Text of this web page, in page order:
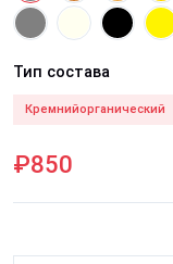
Тип состава
Кремнийорганический
₽850